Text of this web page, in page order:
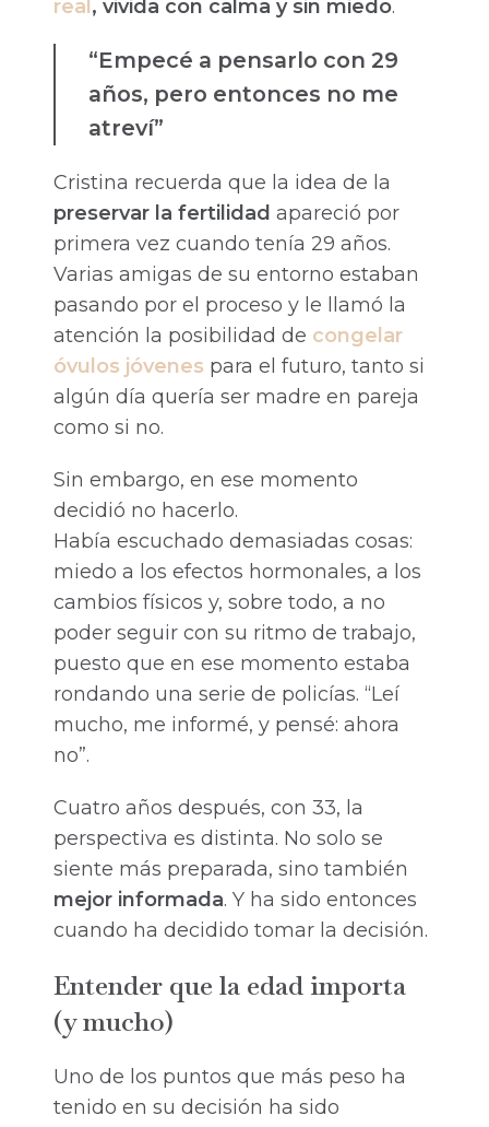
real , vivida con calma y sin miedo.
“Empecé a pensarlo con 29
años, pero entonces no me
atreví”
Cristina recuerda que la idea de la
preservar la fertilidad apareció por
primera vez cuando tenía 29 años.
Varias amigas de su entorno estaban
pasando por el proceso y le llamó la
atención la posibilidad de congelar
óvulos jóvenes para el futuro, tanto si
algún día quería ser madre en pareja
como si no.
Sin embargo, en ese momento
decidió no hacerlo.
Había escuchado demasiadas cosas:
miedo a los efectos hormonales, a los
cambios físicos y, sobre todo, a no
poder seguir con su ritmo de trabajo,
puesto que en ese momento estaba
rondando una serie de policías. “Leí
mucho, me informé, y pensé: ahora
no”.
Cuatro años después, con 33, la
perspectiva es distinta. No solo se
siente más preparada, sino también
mejor informada. Y ha sido entonces
cuando ha decidido tomar la decisión.
Entender que la edad importa
(y mucho)
Uno de los puntos que más peso ha
tenido en su decisión ha sido